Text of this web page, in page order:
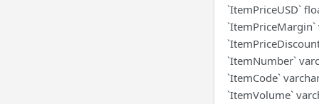
`ItemPriceUSD`
`ItemPriceMargin`
`ItemNumber`
`ItemCode`
`ItemVolume`